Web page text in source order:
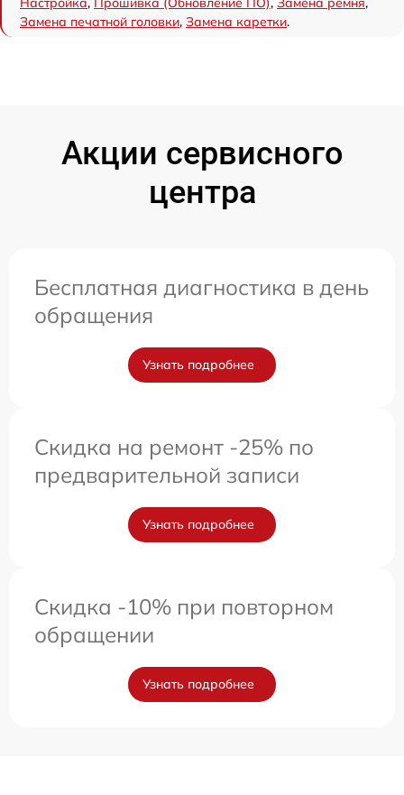
Замена печатной головки, Замена каретки.
Акции сервисного
центра
Бесплатная диагностика в день
обращения
Узнать подробнее
Скидка на ремонт -25% по
предварительной записи
Узнать подробнее
Скидка -10% при повторном
обращении
Узнать подробнее